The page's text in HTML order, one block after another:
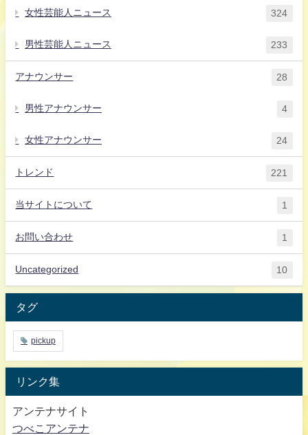
女性芸能人ニュース 324
男性芸能人ニュース 233
アナウンサー 28
男性アナウンサー 4
女性アナウンサー 24
トレンド 221
当サイトについて 1
お問い合わせ 1
Uncategorized 10
タグ
pickup
リンク集
アンテナサイト
つべこアンテナ